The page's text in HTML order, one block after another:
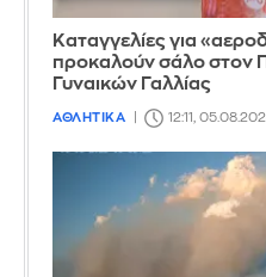
Καταγγελίες για
προκαλούν σάλο στον
Γυναικών Γαλλίας
ΑΘΛΗΤΙΚΑ 12:11,